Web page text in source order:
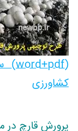
کشاورزی
پرورش قارچ در